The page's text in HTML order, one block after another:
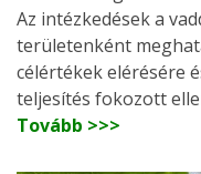
Az intézkedések a
területenként
célértékek elérésére
teljesítés fokozott
Tovább >>>